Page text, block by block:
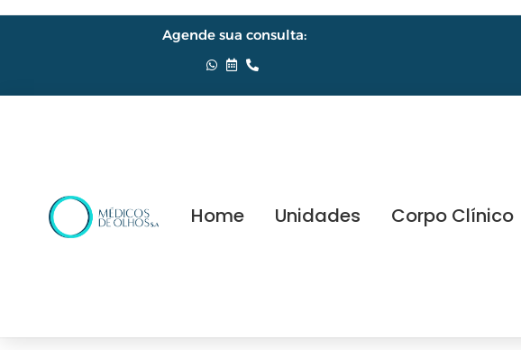
Agende sua consulta:
Home Unidades Corpo Clínico